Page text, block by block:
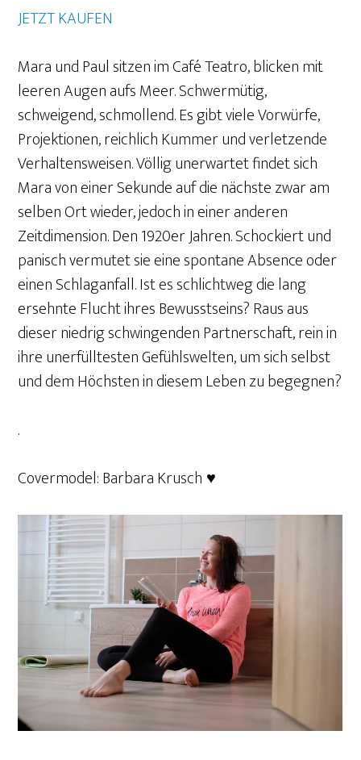
JETZT KAUFEN
Mara und Paul sitzen im Café Teatro, blicken mit
leeren Augen aufs Meer. Schwermütig,
schweigend, schmollend. Es gibt viele Vorwürfe,
Projektionen, reichlich Kummer und verletzende
Verhaltensweisen. Völlig unerwartet findet sich
Mara von einer Sekunde auf die nächste zwar am
selben Ort wieder, jedoch in einer anderen
Zeitdimension. Den 1920er Jahren. Schockiert und
panisch vermutet sie eine spontane Absence oder
einen Schlaganfall. Ist es schlichtweg die lang
ersehnte Flucht ihres Bewusstseins? Raus aus
dieser niedrig schwingenden Partnerschaft, rein in
ihre unerfülltesten Gefühlswelten, um sich selbst
und dem Höchsten in diesem Leben zu begegnen?
.
Covermodel: Barbara Krusch ♥️